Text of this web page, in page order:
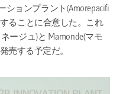
ションプラント(Amorepacifi
することに合意した。これ
ージュ)と Mamonde(マモ
売する予定だ。